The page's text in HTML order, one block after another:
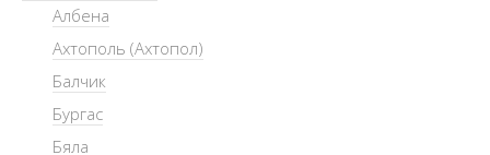
Албена
Ахтополь (Ахтопол)
Балчик
Бургас
Бяла